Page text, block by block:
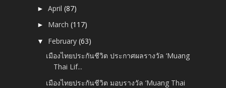
►April(87)
► March(117)
▼ February(63)
เมืองไทยประกันชีวิต ประกาศผลรางวัล ‘Muang
Thai Lif...
เมืองไทยประกันชีวิต มอบรางวัล ‘Muang Thai